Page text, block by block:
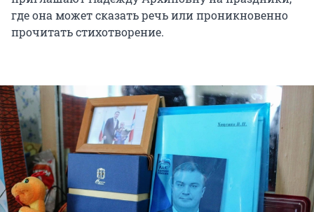
где она может сказать речь или проникновенно
прочитать стихотворение.